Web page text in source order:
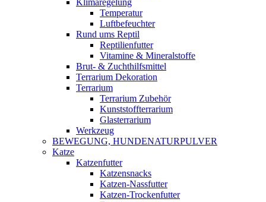
Klimaregelung
Temperatur
Luftbefeuchter
Rund ums Reptil
Reptilienfutter
Vitamine & Mineralstoffe
Brut- & Zuchthilfsmittel
Terrarium Dekoration
Terrarium
Terrarium Zubehör
Kunststoffterrarium
Glasterrarium
Werkzeug
BEWEGUNG, HUNDENATURPULVER
Katze
Katzenfutter
Katzensnacks
Katzen-Nassfutter
Katzen-Trockenfutter